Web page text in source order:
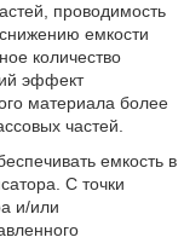
проводимость
емкости
количество
эффект
материала более
частей.
емкость в
С точки
и/или